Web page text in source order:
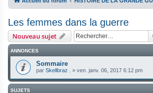
Les femmes dans la guerre
Nouveau sujet
ANNONCES
Sommaire
par Skellbraz . » ven. janv. 06, 2017 6:12 pm
SUJETS